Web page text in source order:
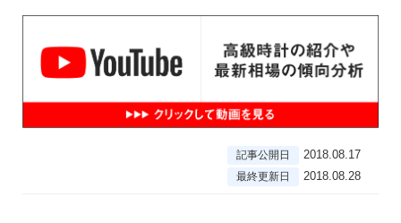
記事公開日 2018.08.17
最終更新日 2018.08.28